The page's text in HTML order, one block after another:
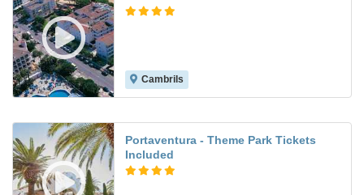
Cambrils
Portaventura - Theme Park Tickets
Included